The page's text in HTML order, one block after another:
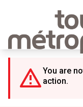
You are
action.